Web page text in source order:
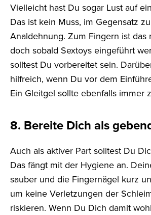
Vielleicht hast Du sogar Lust auf
Das ist kein Muss, im Gegensatz
Analdehnung. Zum Fingern ist das
doch sobald Sextoys eingeführt
solltest Du vorbereitet sein.
hilfreich, wenn Du vor dem
Ein Gleitgel sollte ebenfalls immer
8. Bereite Dich als
Auch als aktiver Part solltest Du
Das fängt mit der Hygiene an.
sauber und die Fingernägel kurz
um keine Verletzungen der
riskieren. Wenn Du Dich damit